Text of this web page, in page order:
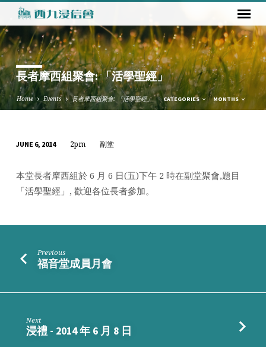
長者摩西組聚會: 「活學聖經」
Home Events 長者摩西組聚會: 「活學聖經」 CATEGORIES MONTHS
者
摩
西
聚
「活
JUNE 6, 2014 2pm 副堂
本堂長者摩西組於 6 月 6 日(五)下午 2 時在副堂聚會,題目
「活學聖經」, 歡迎各位長者參加。
Previous
福音堂成員月會
Next
浸禮 - 2014 年 6 月 8 日